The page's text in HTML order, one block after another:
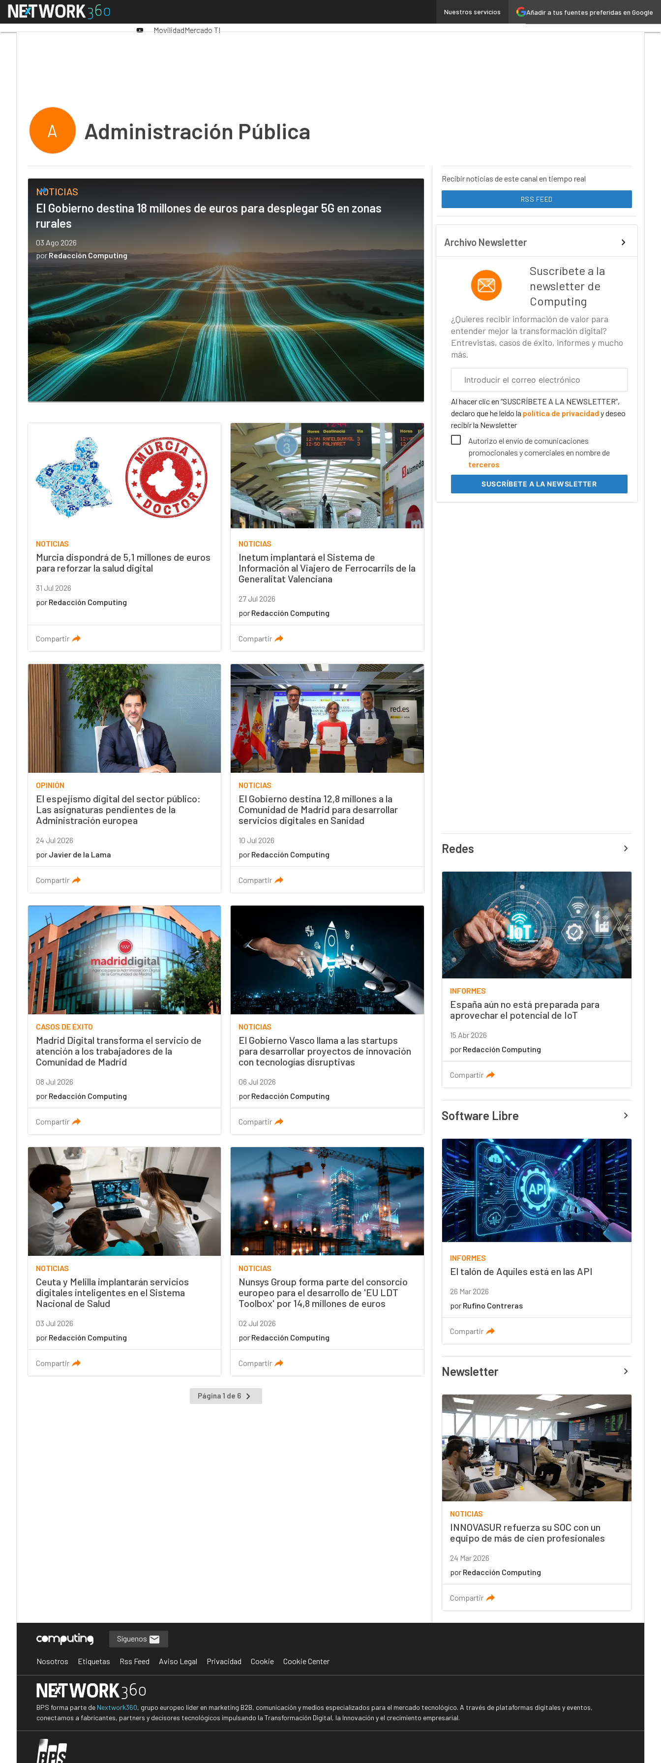
Añadir a tus fuentes preferidas en Google
Nuestros servicios
Menú
Youtube-
Industria 4.0Seguridad
MovilidadMercado TI
A Administración Pública
NOTICIAS
El Gobierno destina 18 millones de euros para desplegar 5G en zonas
rurales
03 Ago 2026
por Redacción Computing
NOTICIAS
Murcia dispondrá de 5,1 millones de euros
para reforzar la salud digital
31 Jul 2026
por Redacción Computing
Compartir
NOTICIAS
Inetum implantará el Sistema de
Información al Viajero de Ferrocarrils de la
Generalitat Valenciana
27 Jul 2026
por Redacción Computing
Compartir
OPINIÓN
El espejismo digital del sector público:
Las asignaturas pendientes de la
Administración europea
24 Jul 2026
por Javier de la Lama
Compartir
NOTICIAS
El Gobierno destina 12,8 millones a la
Comunidad de Madrid para desarrollar
servicios digitales en Sanidad
10 Jul 2026
por Redacción Computing
Compartir
CASOS DE ÉXITO
Madrid Digital transforma el servicio de
atención a los trabajadores de la
Comunidad de Madrid
08 Jul 2026
por Redacción Computing
Compartir
NOTICIAS
El Gobierno Vasco llama a las startups
para desarrollar proyectos de innovación
con tecnologías disruptivas
06 Jul 2026
por Redacción Computing
Compartir
NOTICIAS
Ceuta y Melilla implantarán servicios
digitales inteligentes en el Sistema
Nacional de Salud
03 Jul 2026
por Redacción Computing
Compartir
NOTICIAS
Nunsys Group forma parte del consorcio
europeo para el desarrollo de 'EU LDT
Toolbox' por 14,8 millones de euros
02 Jul 2026
por Redacción Computing
Compartir
Página 1 de 6
Recibir noticias de este canal en tiempo real
RSS FEED
Archivo Newsletter
Suscríbete a la
newsletter de
Computing
¿Quieres recibir información de valor para
entender mejor la transformación digital?
Entrevistas, casos de éxito, informes y mucho
más.
electrónico
Al hacer clic en “SUSCRÍBETE A LA NEWSLETTER”,
declaro que he leído la política de privacidad y deseo
recibir la Newsletter
Autorizo el envío de comunicaciones
promocionales y comerciales en nombre de
terceros
SUSCRÍBETE A LA NEWSLETTER
Redes
INFORMES
España aún no está preparada para
aprovechar el potencial de IoT
15 Abr 2026
por Redacción Computing
Compartir
Software Libre
INFORMES
El talón de Aquiles está en las API
26 Mar 2026
por Rufino Contreras
Compartir
Newsletter
NOTICIAS
INNOVASUR refuerza su SOC con un
equipo de más de cien profesionales
24 Mar 2026
por Redacción Computing
Compartir
Síguenos
Nosotros Etiquetas Rss Feed Aviso Legal Privacidad Cookie Cookie Center
BPS forma parte de Nextwork360, grupo europeo líder en marketing B2B, comunicación y medios especializados para el mercado tecnológico. A través de plataformas digitales y eventos,
conectamos a fabricantes, partners y decisores tecnológicos impulsando la Transformación Digital, la Innovación y el crecimiento empresarial.